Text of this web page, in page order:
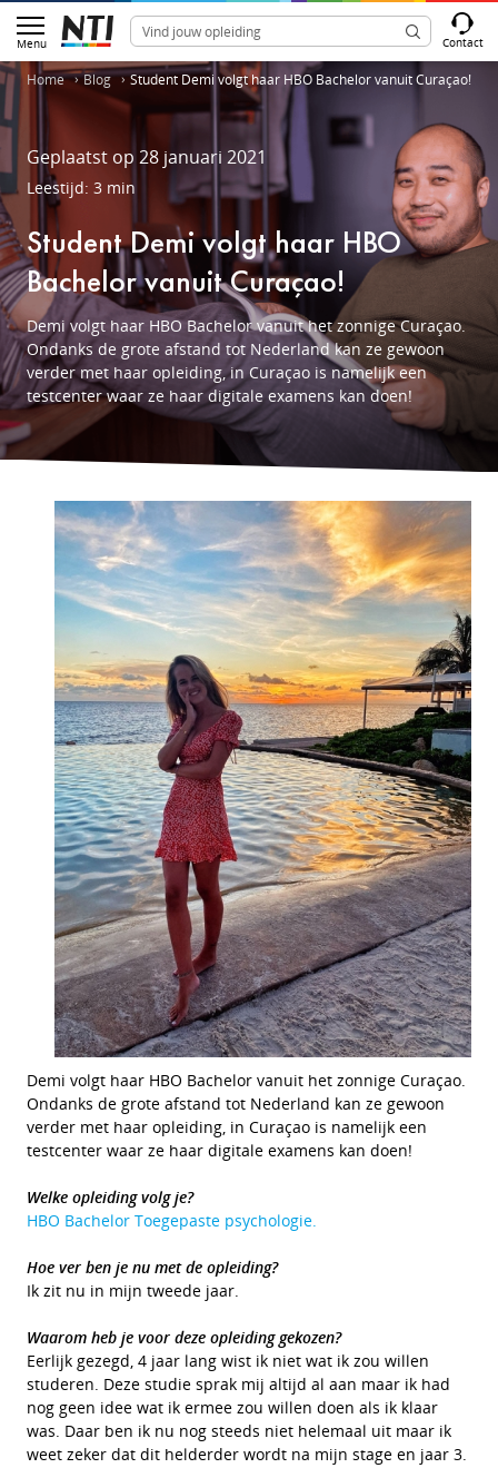
Menu Contact
Home Blog Student Demi volgt haar HBO Bachelor vanuit Curaçao!
Geplaatst op 28 januari 2021
Leestijd: 3 min
Student Demi volgt haar HBO
Bachelor vanuit Curaçao!
Demi volgt haar HBO Bachelor vanuit het zonnige Curaçao.
Ondanks de grote afstand tot Nederland kan ze gewoon
verder met haar opleiding, in Curaçao is namelijk een
testcenter waar ze haar digitale examens kan doen!
Demi volgt haar HBO Bachelor vanuit het zonnige Curaçao.
Ondanks de grote afstand tot Nederland kan ze gewoon
verder met haar opleiding, in Curaçao is namelijk een
testcenter waar ze haar digitale examens kan doen!
Welke opleiding volg je?
HBO Bachelor Toegepaste psychologie.
Hoe ver ben je nu met de opleiding?
Ik zit nu in mijn tweede jaar.
Waarom heb je voor deze opleiding gekozen?
Eerlijk gezegd, 4 jaar lang wist ik niet wat ik zou willen
studeren. Deze studie sprak mij altijd al aan maar ik had
nog geen idee wat ik ermee zou willen doen als ik klaar
was. Daar ben ik nu nog steeds niet helemaal uit maar ik
weet zeker dat dit helderder wordt na mijn stage en jaar 3.